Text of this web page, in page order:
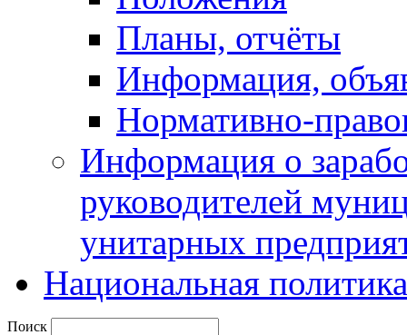
Планы, отчёты
Информация,
Нормативно-
Информация о
руководителей
унитарных
Национальная политика
Поиск